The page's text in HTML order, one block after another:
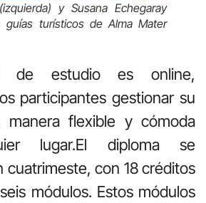
y Susana Echegaray
guías turísticos de Alma Mater
de estudio es online,
participantes gestionar su
manera flexible y cómoda
lugar.El diploma se
cuatrimeste, con 18 créditos
módulos. Estos módulos